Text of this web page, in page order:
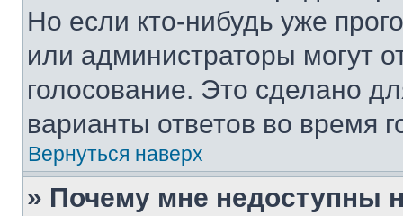
Но если кто-нибудь уже
или администраторы могут
голосование. Это сделано
варианты ответов во время
Вернуться наверх
» Почему мне недоступны